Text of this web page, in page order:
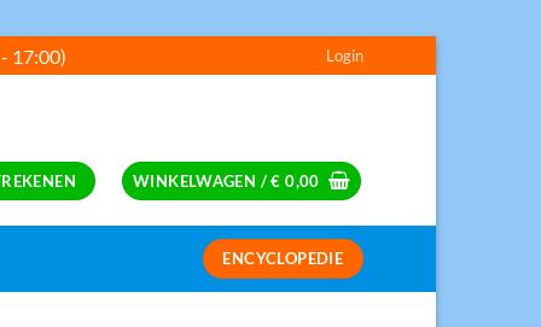
17:00) Login
WINKELWAGEN /€ 0,00
ENCYCLOPEDIE